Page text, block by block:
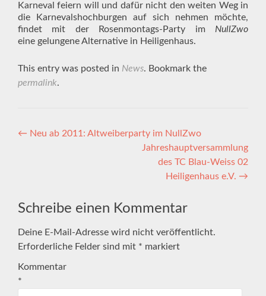
Karneval feiern will und dafür nicht den weiten Weg in
die Karnevalshochburgen auf sich nehmen möchte,
findet mit der Rosenmontags-Party im NullZwo
eine gelungene Alternative in Heiligenhaus.
This entry was posted in News. Bookmark the
permalink.
Artikel-
← Neu ab 2011: Altweiberparty im NullZwo
Jahreshauptversammlung
des TC Blau-Weiss 02
Heiligenhaus e.V. →
Schreibe einen Kommentar
Deine E-Mail-Adresse wird nicht veröffentlicht.
Erforderliche Felder sind mit * markiert
Kommentar
*